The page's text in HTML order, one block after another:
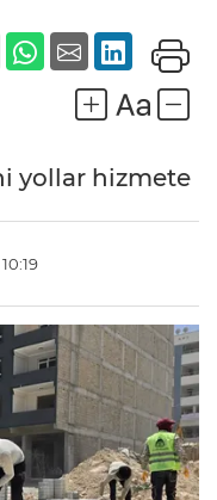
yollar hizmete